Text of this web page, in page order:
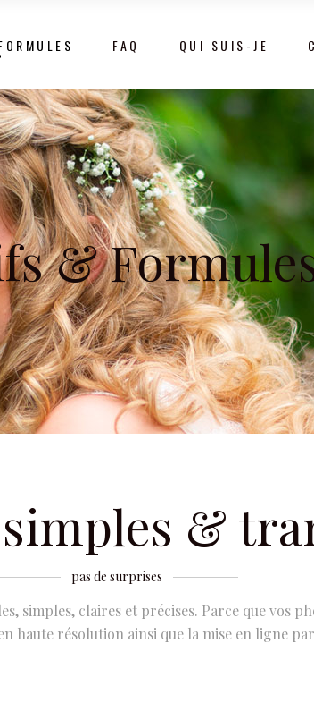
FAQ QUI SUIS-JE
&
&
pas de surprises
simples, claires et précises. Parce que vos
haute résolution ainsi que la mise en ligne